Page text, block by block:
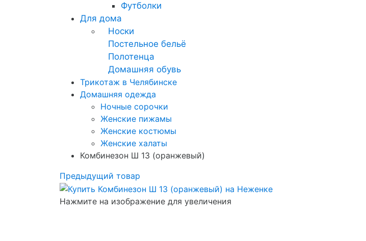
Футболки
Для дома
Носки
Постельное бельё
Полотенца
Домашняя обувь
Трикотаж в Челябинске
Домашняя одежда
Ночные сорочки
Женские пижамы
Женские костюмы
Женские халаты
Комбинезон Ш 13 (оранжевый)
Предыдущий товар
Нажмите на изображение для увеличения